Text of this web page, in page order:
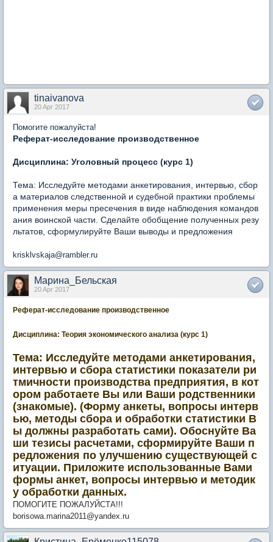
tinaivanova
20 Apr 2017
Помогите пожалуйста!
Реферат-исследование производственное
Дисциплина: Уголовный процесс (курс 1)
Тема: Исследуйте методами анкетирования, интервью, сбор
а материалов следственной и судебной практики проблемы
применения меры пресечения в виде наблюдения командов
ания воинской части. Сделайте обобщение полученных резу
льтатов, сформулируйте Ваши выводы и предложения
krisklvskaja@rambler.ru
Марина_Бельская
20 Apr 2017
Реферат-исследование производственное
Дисциплина: Теория экономического анализа (курс 1)
Тема: Исследуйте методами анкетирования,
интервью и сбора статистики показатели ри
тмичности производства предприятия, в кот
ором работаете Вы или Ваши родственники
(знакомые). (Форму анкеты, вопросы интерв
ью, методы сбора и обработки статистики В
ы должны разработать сами). Обоснуйте Ва
ши тезисы расчетами, сформируйте Ваши п
редложения по улучшению существующей с
итуации. Приложите использованные Вами
формы анкет, вопросы интервью и методик
у обработки данных.
ПОМОГИТЕ ПОЖАЛУЙСТА!!!
borisowa.marina2011@yandex.ru